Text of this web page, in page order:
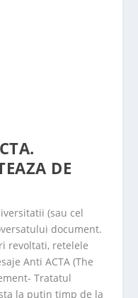
DE
(sau cel
document.
revoltati, retelele
Anti ACTA (The
Tratatul
la putin timp de la